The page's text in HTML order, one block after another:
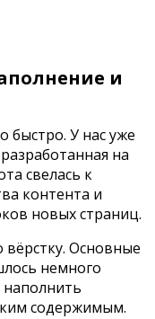
и
быстро. У нас уже
на
свелась к
контента и
новых страниц.
Основные
немного
содержимым.